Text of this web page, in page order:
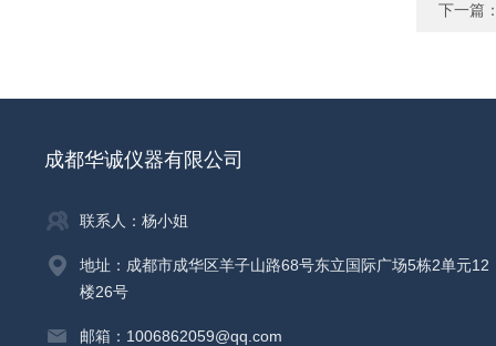
下一篇
成都华诚仪器有限公司
联系人：杨小姐
地址：成都市成华区羊子山路68号东立国际广场5栋2单元12
楼26号
邮箱：1006862059@qq.com